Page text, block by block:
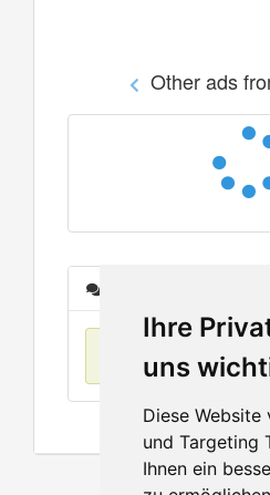
Ihre
uns
Diese
und Targeting
Ihnen ein
Other ads
No items found